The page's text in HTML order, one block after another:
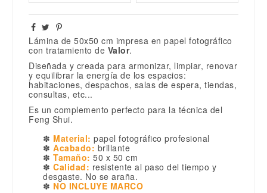
Lámina de 50x50 cm impresa en papel fotográfico
con tratamiento de Valor.
Diseñada y creada para armonizar, limpiar, renovar
y equilibrar la energía de los espacios:
habitaciones, despachos, salas de espera, tiendas,
consultas, etc...
Es un complemento perfecto para la técnica del
Feng Shui.
✽ Material: papel fotográfico profesional
✽ Acabado: brillante
✽ Tamaño: 50 x 50 cm
✽ Calidad: resistente al paso del tiempo y
desgaste. No se araña.
✽ NO INCLUYE MARCO